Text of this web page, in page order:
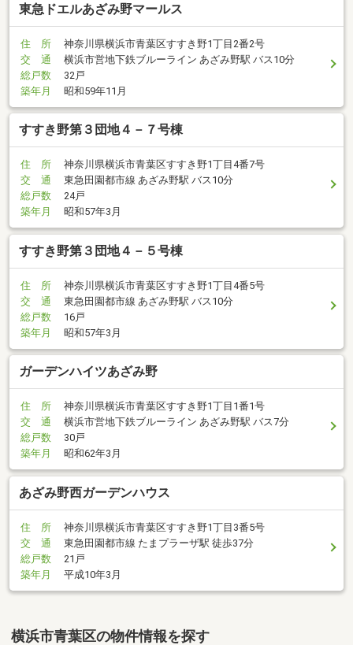
東急ドエルあざみ野マールス
住 所
神奈川県横浜市青葉区すすき野1丁目2番2号
交 通
横浜市営地下鉄ブルーライン あざみ野駅 バス10分
総戸数
32戸
築年月
昭和59年11月
すすき野第３団地４－７号棟
住 所
神奈川県横浜市青葉区すすき野1丁目4番7号
交 通
東急田園都市線 あざみ野駅 バス10分
総戸数
24戸
築年月
昭和57年3月
すすき野第３団地４－５号棟
住 所
神奈川県横浜市青葉区すすき野1丁目4番5号
交 通
東急田園都市線 あざみ野駅 バス10分
総戸数
16戸
築年月
昭和57年3月
ガーデンハイツあざみ野
住 所
神奈川県横浜市青葉区すすき野1丁目1番1号
交 通
横浜市営地下鉄ブルーライン あざみ野駅 バス7分
総戸数
30戸
築年月
昭和62年3月
あざみ野西ガーデンハウス
住 所
神奈川県横浜市青葉区すすき野1丁目3番5号
交 通
東急田園都市線 たまプラーザ駅 徒歩37分
総戸数
21戸
築年月
平成10年3月
横浜市青葉区の物件情報を探す